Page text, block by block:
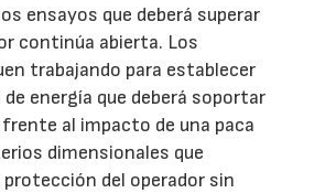
ensayos que deberá superar
continúa abierta. Los
trabajando para establecer
energía que deberá soportar
al impacto de una paca
dimensionales que
del operador sin